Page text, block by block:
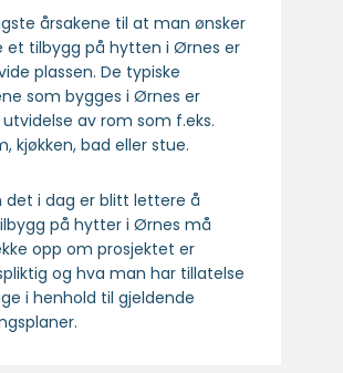
årsakene til at man ønsker
et tilbygg på hytten i Ørnes er
plassen. De typiske
som bygges i Ørnes er
utvidelse av rom som f.eks.
kjøkken, bad eller stue.
det i dag er blitt lettere å
på hytter i Ørnes må
opp om prosjektet er
og hva man har tillatelse
i henhold til gjeldende